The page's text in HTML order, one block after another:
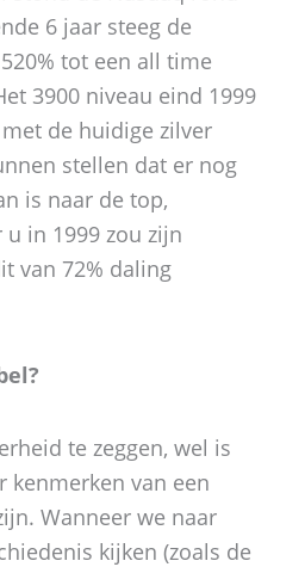
6 jaar steeg de
tot een all time
3900 niveau eind 1999
de huidige zilver
stellen dat er nog
is naar de top,
in 1999 zou zijn
van 72% daling
te zeggen, wel is
kenmerken van een
Wanneer we naar
kijken (zoals de